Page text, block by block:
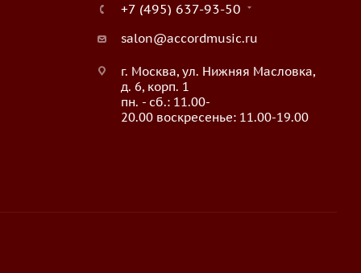
+7 (495) 637-93-50
salon@accordmusic.ru
г. Москва, ул. Нижняя Масловка,
д. 6, корп. 1
пн. - сб.: 11.00-
20.00 воскресенье: 11.00-19.00